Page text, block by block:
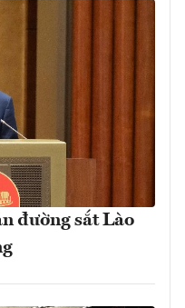
đường sắt Lào